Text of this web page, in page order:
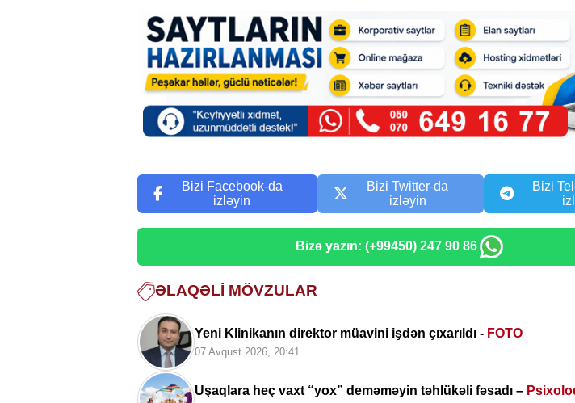
Bizi Facebook-da
izləyin
Bizi Twitter-da
izləyin
Bizi
Bizə yazın: (+99450) 247 90 86
ƏLAQƏLI MÖVZULAR
Yeni Klinikanın direktor müavini işdən çıxarıldı - FOTO
07 Avqust 2026, 20:41
Uşaqlara heç vaxt “yox” deməməyin təhlükəli fəsadı –